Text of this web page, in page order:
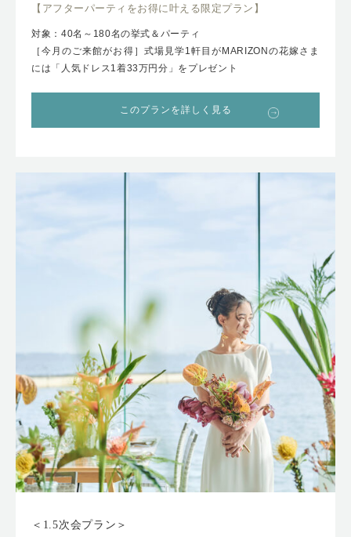
【アフターパーティをお得に叶える限定プラン】
対象：40名～180名の挙式＆パーティ
［今月のご来館がお得］式場見学1軒目がMARIZONの花嫁さま
には「人気ドレス1着33万円分」をプレゼント
このプランを詳しく見る
＜1.5次会プラン＞